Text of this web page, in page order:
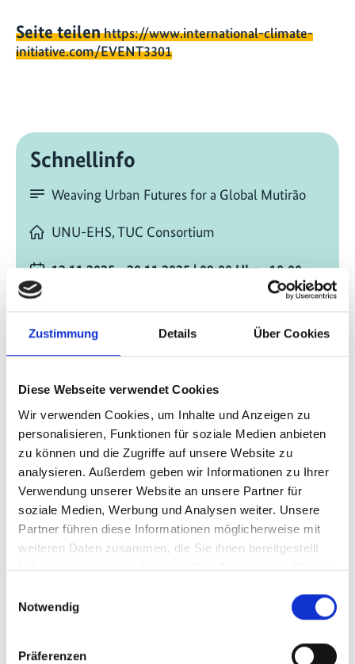
Zustimmung Details Über Cookies
Diese Webseite verwendet Cookies
Wir verwenden Cookies, um Inhalte und Anzeigen zu
personalisieren, Funktionen für soziale Medien anbieten
zu können und die Zugriffe auf unsere Website zu
analysieren. Außerdem geben wir Informationen zu Ihrer
Verwendung unserer Website an unsere Partner für
soziale Medien, Werbung und Analysen weiter. Unsere
Partner führen diese Informationen möglicherweise mit
weiteren Daten zusammen, die Sie ihnen bereitgestellt
haben oder die sie im Rahmen Ihrer Nutzung der Dienste
Notwendig
Präferenzen
Seite teilenhttps://www.international-climate-
initiative.com/EVENT3301
Schnellinfo
Weaving Urban Futures for a Global Mutirão
UNU-EHS, TUC Consortium
12.11.2025 - 20.11.2025| 09:00Uhr- 18:00
Zeitzone wechseln [?]
COP30, Blue Zone
Blue Zone
Capacity-Building Hub
Zum Kalender hinzufügen
Projekt
Transformative städtische Koalitionen:
systemischen Transformation in Richtung